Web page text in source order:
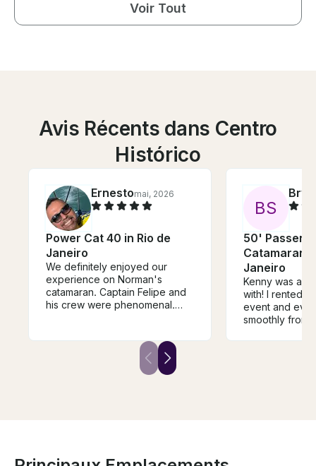
Voir Tout
Avis Récents dans Centro
Histórico
Ernestomai, 2026
Power Cat 40 in Rio de
Janeiro
We definitely enjoyed our
experience on Norman's
catamaran. Captain Felipe and
his crew were phenomenal.
times and look forwarded to
booking again in the future.
With the requested use of all 4
BS
50'
Catamaran
Janeiro
Kenny was
with! I rented
event and
smoothly from